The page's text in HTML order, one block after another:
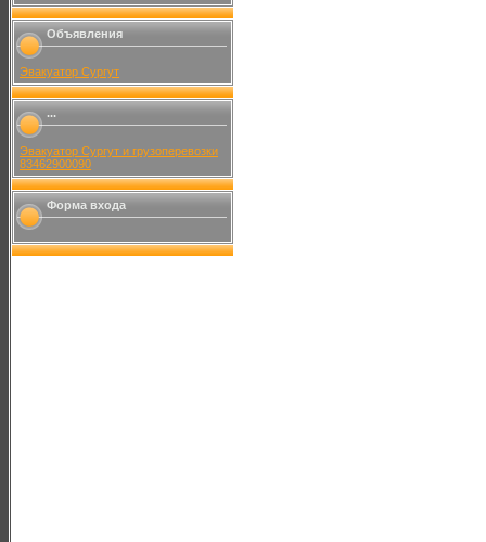
Объявления
Эвакуатор Сургут
...
Эвакуатор Сургут и грузоперевозки
83462900090
Форма входа